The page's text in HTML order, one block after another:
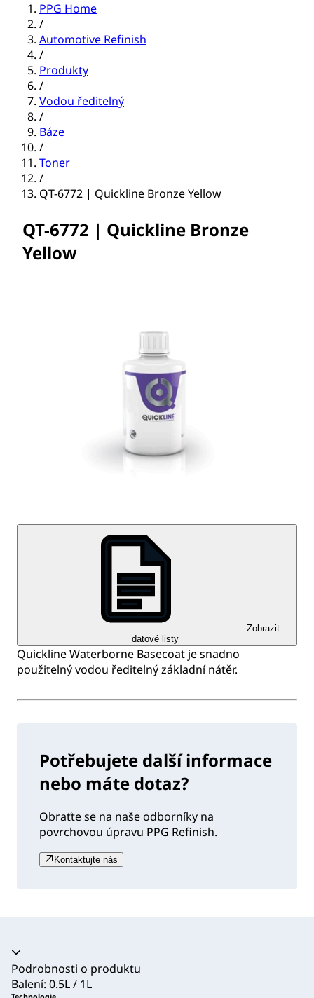
PPG Home
/
Automotive Refinish
/
Produkty
/
Vodou ředitelný
/
Báze
/
Toner
/
QT-6772 | Quickline Bronze Yellow
QT-6772 | Quickline Bronze
Yellow
Zobrazit
datové listy
Quickline Waterborne Basecoat je snadno
použitelný vodou ředitelný základní nátěr.
Potřebujete další informace
nebo máte dotaz?
Obraťte se na naše odborníky na
povrchovou úpravu PPG Refinish.
Kontaktujte nás
Akordeon se zhroutil
Podrobnosti o produktu
Balení: 0.5L / 1L